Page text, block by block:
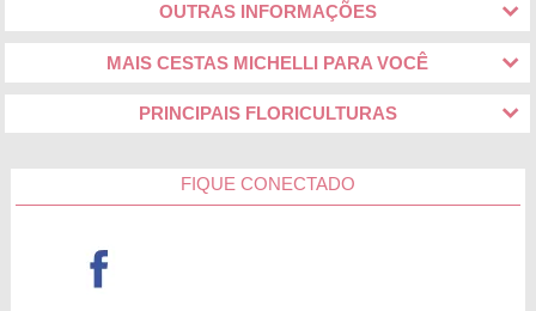
OUTRAS INFORMAÇÕES
MAIS CESTAS MICHELLI PARA VOCÊ
PRINCIPAIS FLORICULTURAS
FIQUE CONECTADO